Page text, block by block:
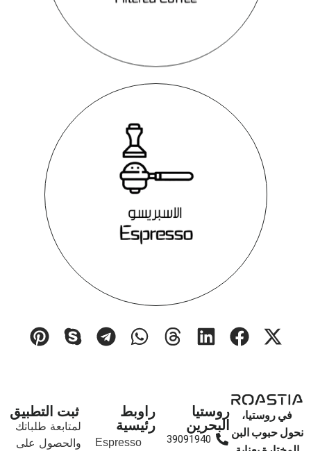
في روستيا،
نحول حبوب البن
روستيا
البحرين
39091940
راوبط
رئيسية
Espresso
ثبت التطبيق
لمتابعة طلباتك
والحصول على